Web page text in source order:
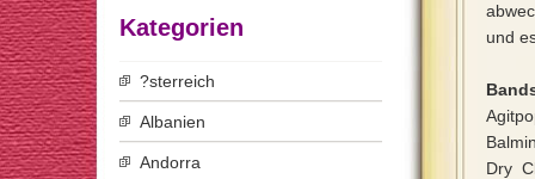
und
Dry
Kategorien
?sterreich
Albanien
Andorra